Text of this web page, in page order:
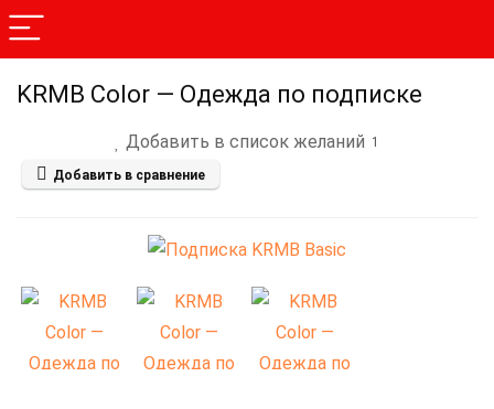
KRMB Color — Одежда по подписке
Добавить в список желаний 1
Добавить в сравнение